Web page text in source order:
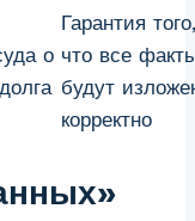
о
Гарантия того,
что все
будут
корректно